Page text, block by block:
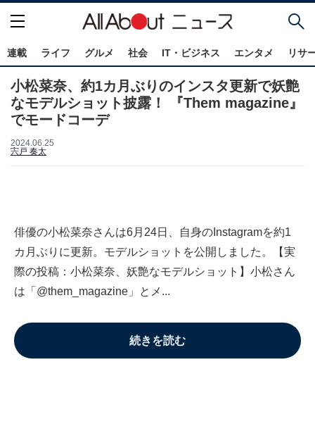
連載 ライフ グルメ 社会 IT・ビジネス エンタメ リサ
小松菜奈、約1カ月ぶりのインスタ更新で妖艶
なモデルショット披露！ 『Them magazine』
でモードコーデ
2024.06.25
宍戸 奏太
俳優の小松菜奈さんは6月24日、自身のInstagramを約1
カ月ぶりに更新。モデルショットを公開しました。【実
際の投稿：小松菜奈、妖艶なモデルショット】小松さん
は「@them_magazine」とメ...
続きを読む